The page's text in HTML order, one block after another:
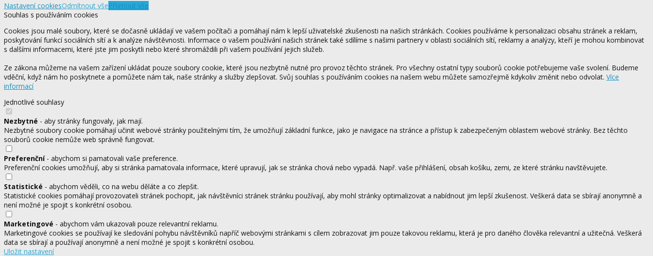
Nastavení cookiesOdmítnout všePřijmout vše
Souhlas s používáním cookies
Cookies jsou malé soubory, které se dočasně ukládají ve vašem počítači a pomáhají nám k lepší uživatelské zkušenosti na našich stránkách. Cookies používáme k personalizaci obsahu stránek a reklam,
poskytování funkcí sociálních sítí a k analýze návštěvnosti. Informace o vašem používání našich stránek také sdílíme s našimi partnery v oblasti sociálních sítí, reklamy a analýzy, kteří je mohou kombinovat
s dalšími informacemi, které jste jim poskytli nebo které shromáždili při vašem používání jejich služeb.
Ze zákona můžeme na vašem zařízení ukládat pouze soubory cookie, které jsou nezbytně nutné pro provoz těchto stránek. Pro všechny ostatní typy souborů cookie potřebujeme vaše svolení. Budeme
vděční, když nám ho poskytnete a pomůžete nám tak, naše stránky a služby zlepšovat. Svůj souhlas s používáním cookies na našem webu můžete samozřejmě kdykoliv změnit nebo odvolat. Více
informací
Jednotlivé souhlasy
Nezbytné - aby stránky fungovaly, jak mají.
Nezbytné soubory cookie pomáhají učinit webové stránky použitelnými tím, že umožňují základní funkce, jako je navigace na stránce a přístup k zabezpečeným oblastem webové stránky. Bez těchto
souborů cookie nemůže web správně fungovat.
Preferenční- abychom si pamatovali vaše preference.
Preferenční cookies umožňují, aby si stránka pamatovala informace, které upravují, jak se stránka chová nebo vypadá. Např. vaše přihlášení, obsah košíku, zemi, ze které stránku navštěvujete.
Statistické - abychom věděli, co na webu děláte a co zlepšit.
Statistické cookies pomáhají provozovateli stránek pochopit, jak návštěvníci stránek stránku používají, aby mohl stránky optimalizovat a nabídnout jim lepší zkušenost. Veškerá data se sbírají anonymně a
není možné je spojit s konkrétní osobou.
Marketingové - abychom vám ukazovali pouze relevantní reklamu.
Marketingové cookies se používají ke sledování pohybu návštěvníků napříč webovými stránkami s cílem zobrazovat jim pouze takovou reklamu, která je pro daného člověka relevantní a užitečná. Veškerá
data se sbírají a používají anonymně a není možné je spojit s konkrétní osobou.
Uložit nastavení